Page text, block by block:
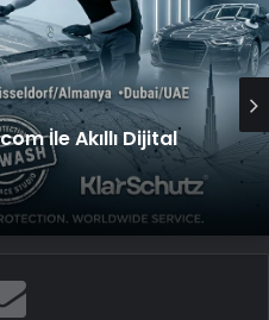
İle Akıllı Dijital